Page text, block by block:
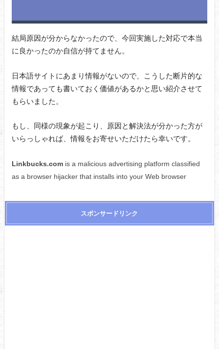
結局原因が分からなかったので、今回実施した対応で本当
に良かったのか自信が持てません。
日本語サイトにあまり情報がないので、こうした断片的な
情報であっても書いておく価値があるかと思い紹介させて
もらいました。
もし、同様の現象が起こり、原因と解決法が分かった方が
いらっしゃれば、情報をお寄せいただけたら幸いです。
Linkbucks.comis a malicious advertising platform classified
as a browser hijacker that installs into your Web browser
スポンサードリンク